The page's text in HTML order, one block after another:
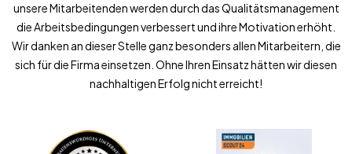
unsere Mitarbeitenden werden durch das Qualitätsmanagement
die Arbeitsbedingungen verbessert und ihre Motivation erhöht.
Wir danken an dieser Stelle ganz besonders allen Mitarbeitern, die
sich für die Firma einsetzen. Ohne Ihren Einsatz hätten wir diesen
nachhaltigen Erfolg nicht erreicht!